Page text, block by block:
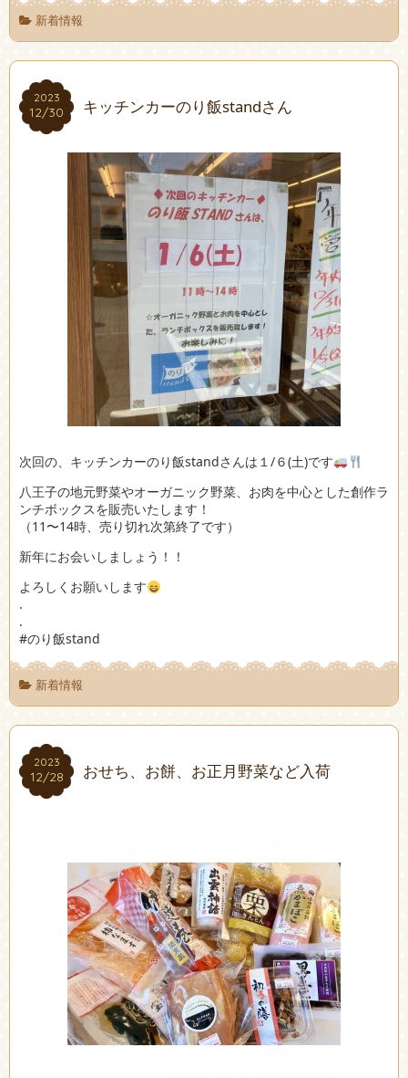
新着情報
2023
12/30
2023
12/30 キッチンカーのり飯standさん
次回の、キッチンカーのり飯standさんは１/６(土)です
八王子の地元野菜やオーガニック野菜、お肉を中心とした創作ラ
ンチボックスを販売いたします！
（11〜14時、売り切れ次第終了です）
新年にお会いしましょう！！
よろしくお願いします
.
.
#のり飯stand
新着情報
2023
12/28
2023
12/28 おせち、お餅、お正月野菜など入荷